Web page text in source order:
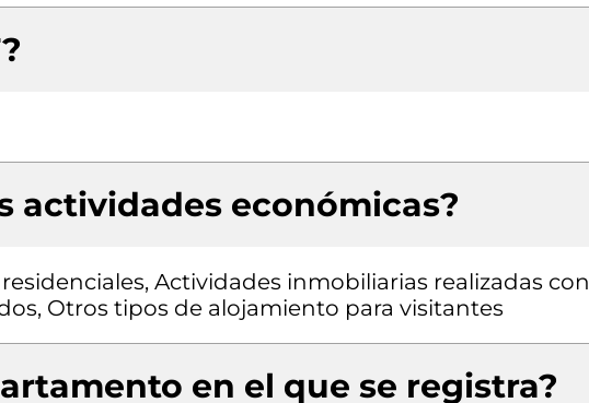
actividades económicas?
Actividades inmobiliarias realizadas con
Otros tipos de alojamiento para visitantes
en el que se registra?